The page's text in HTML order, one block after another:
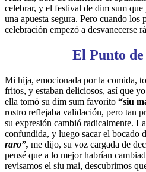
celebrar, y el festival de dim sum
una apuesta segura. Pero cuando los
celebración empezó a desvanecerse
El Punto
Mi hija, emocionada por la comida,
fritos, y estaban deliciosos, así que
ella tomó su dim sum favorito “siu
rostro reflejaba validación, pero tan
su expresión cambió radicalmente.
confundida, y luego sacar el bocado
raro”, me dijo, su voz cargada de
pensé que a lo mejor habrían
revisamos el siu mai, descubrimos